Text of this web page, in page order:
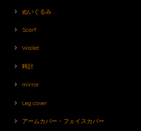
ぬいぐるみ
Scarf
Wallet
時計
mirror
Leg cover
アームカバー・フェイスカバー